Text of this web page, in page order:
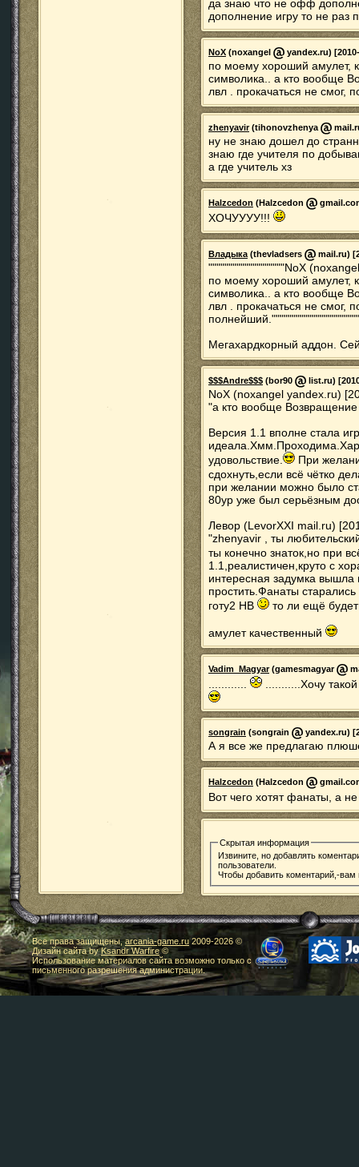
да знаю что не офф
дополнение игру то не раз
NoX (noxangel yandex.ru)
по моему хороший амулет,
символика.. а кто вообще
лвл . прокачаться не смог,
zhenyavir(tihonovzhenya
ну не знаю дошел до
знаю где учителя по
а где учитель хз
Halzcedon (Halzcedon
ХОЧУУУУ!!!
Владыка(thevladsers mail.ru)
"""""""""""""""""""NoX
по моему хороший амулет,
символика.. а кто вообще
лвл . прокачаться не смог,
Мегахардкорный аддон.
$$$Andre$$$ (bor90 list.ru)
NoX (noxangel yandex.ru)
"а кто вообще Возвращение
Версия 1.1 вполне стала
удовольствие.
При
сдохнуть,если всё чётко
при желании можно было
80ур уже был серьёзным
Левор (LevorXXI mail.ru)
"zhenyavir , ты
ты конечно знаток,но при
1.1,реалистичен,круто с
интересная задумка
простить.Фанаты
готу2 НВ
то ли ещё
амулет качественный
Vadim_Magyar(gamesmagyar
...........Хочу
songrain (songrain yandex.ru)
А я все же предлагаю
Halzcedon (Halzcedon
Вот чего хотят фанаты, а
Скрытая информация
Извините, но добавлять
пользователи.
Чтобы добавить коментарий,-
Все права защищены,arcania-game.ru2009-2026 ©
Дизайн сайта byKsandr Warfire©
Использование материалов сайта возможно только с
письменного разрешения администрации.